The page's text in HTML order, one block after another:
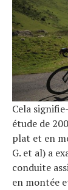
Cela
étude de
plat et en
G. et al) a
conduite
en montée